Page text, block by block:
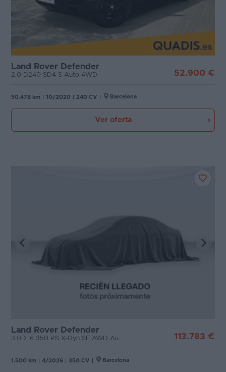
Land Rover Defender
2.0 D240 SD4 S Auto 4WD 52.900 €
50.478 km 10/2020 240 CV Barcelona
Ver oferta
Land Rover Defender
3.0D I6 350 PS X-Dyn SE AWD Auto MHEV 113.783 €
1.500 km 4/2026 350 CV Barcelona